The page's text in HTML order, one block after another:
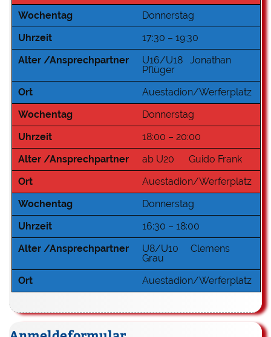
Wochentag
Donnerstag
Uhrzeit
17:30 – 19:30
Alter /Ansprechpartner
U16/U18 Jonathan
Pflüger
Ort
Auestadion/Werferplatz
Wochentag
Donnerstag
Uhrzeit
18:00 – 20:00
Alter /Ansprechpartner
ab U20 Guido Frank
Ort
Auestadion/Werferplatz
Wochentag
Donnerstag
Uhrzeit
16:30 – 18:00
Alter /Ansprechpartner
U8/U10 Clemens
Grau
Ort
Auestadion/Werferplatz